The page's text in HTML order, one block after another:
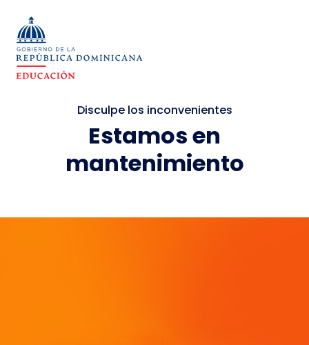
Disculpe los inconvenientes
Estamos en
mantenimiento